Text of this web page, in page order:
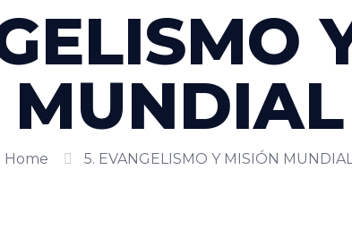
MUNDIAL
Home 5. EVANGELISMO Y MISIÓN MUNDIAL